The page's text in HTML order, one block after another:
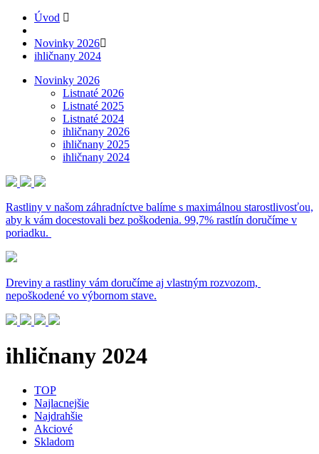
Úvod
Novinky 2026
ihličnany 2024
Novinky 2026
Listnaté 2026
Listnaté 2025
Listnaté 2024
ihličnany 2026
ihličnany 2025
ihličnany 2024
Rastliny v našom záhradníctve balíme s maximálnou starostlivosťou,
aby k vám docestovali bez poškodenia. 99,7% rastlín doručíme v
poriadku.
Dreviny a rastliny vám doručíme aj vlastným rozvozom,
nepoškodené vo výbornom stave.
ihličnany 2024
TOP
Najlacnejšie
Najdrahšie
Akciové
Skladom